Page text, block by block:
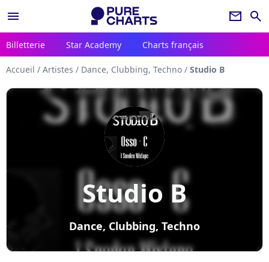
menu newsletter search
Billetterie Star Academy Charts français
Accueil / Artistes / Dance, Clubbing, Techno / Studio B
Studio B
Dance, Clubbing, Techno